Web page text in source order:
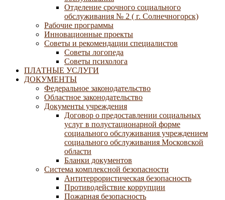
Отделение срочного социального
обслуживания № 2 ( г. Солнечногорск)
Рабочие программы
Инновационные проекты
Советы и рекомендации специалистов
Советы логопеда
Советы психолога
ПЛАТНЫЕ УСЛУГИ
ДОКУМЕНТЫ
Федеральное законодательство
Областное законодательство
Документы учреждения
Договор о предоставлении социальных
услуг в полустационарной форме
социального обслуживания учреждением
социального обслуживания Московской
области
Бланки документов
Система комплексной безопасности
Антитеррористическая безопасность
Противодействие коррупции
Пожарная безопасность